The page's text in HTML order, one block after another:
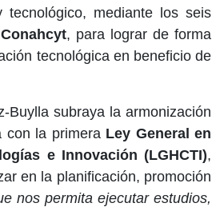
tecnológico, mediante los seis
, para lograr de forma
tecnológica en beneficio de
Buylla subraya la armonización
con la primera Ley General en
e Innovación (LGHCTI),
en la planificación, promoción
nos permita ejecutar estudios,